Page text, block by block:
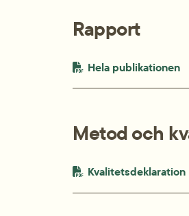
Rapport
PDF-fil.
Hela publikationen
Metod och
PDF-fil.
Kvalitetsdeklaration